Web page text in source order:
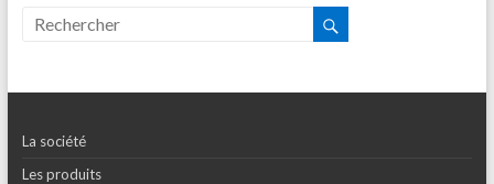
La société
Les produits